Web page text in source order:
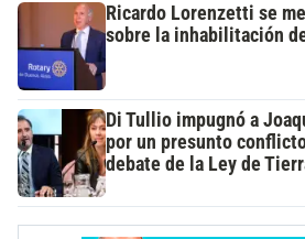
Ricardo Lorenzetti se
sobre la inhabilitación
Di Tullio impugnó a
por un presunto
debate de la Ley de